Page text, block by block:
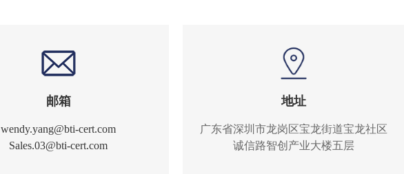
邮箱
wendy.yang@bti-cert.com
Sales.03@bti-cert.com
地址
广东省深圳市龙岗区宝龙街道宝龙社区
诚信路智创产业大楼五层